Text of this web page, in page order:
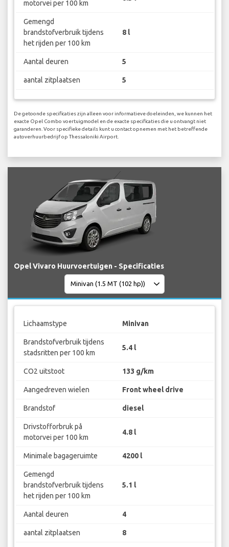
motorvei per 100 km
Gemengd
brandstofverbruik tijdens
het rijden per 100 km
8 l
Aantal deuren 5
aantal zitplaatsen 5
De getoonde specificaties zijn alleen voor informatieve doeleinden, we kunnen het
exacte Opel Combo voertuigmodel en de exacte specificaties die u ontvangt niet
garanderen. Voor specifieke details kunt u contact opnemen met het betreffende
autoverhuurbedrijf op Thessaloniki Airport.
Opel Vivaro Huurvoertuigen - Specificaties
Lichaamstype Minivan
Brandstofverbruik tijdens
stadsritten per 100 km
5.4 l
CO2 uitstoot 133 g/km
Aangedreven wielen Front wheel drive
Brandstof diesel
Drivstofforbruk på
motorvei per 100 km
4.8 l
Minimale bagageruimte 4200 l
Gemengd
brandstofverbruik tijdens
het rijden per 100 km
5.1 l
Aantal deuren 4
aantal zitplaatsen 8